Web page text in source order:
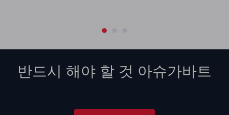
반드시 해야 할 것 아슈가바트